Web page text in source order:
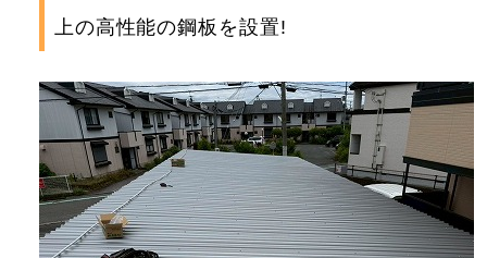
上の高性能の鋼板を設置!